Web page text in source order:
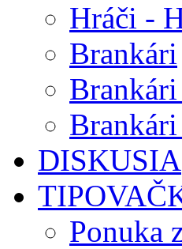
Hráči -
Brankári
DISKUSIA
Ponuka